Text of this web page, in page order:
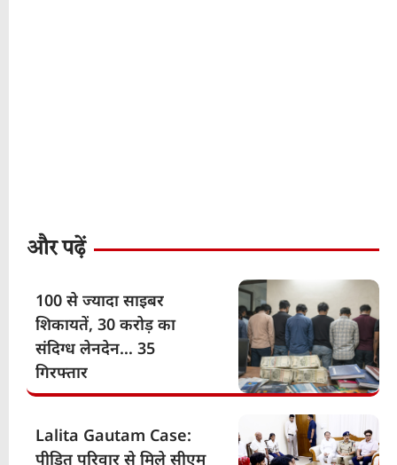
और पढ़ें
100 से ज्यादा साइबर
शिकायतें, 30 करोड़ का
संदिग्ध लेनदेन… 35
गिरफ्तार
Lalita Gautam Case:
पीड़ित परिवार से मिले सीएम